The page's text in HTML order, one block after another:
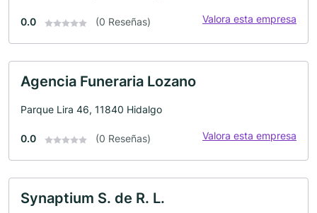
0.0 (0 Reseñas) Valora esta empresa
Agencia Funeraria Lozano
Parque Lira 46, 11840 Hidalgo
0.0 (0 Reseñas) Valora esta empresa
Synaptium S. de R. L.